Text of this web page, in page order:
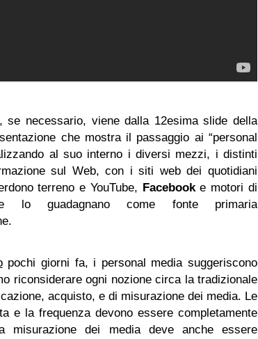
se necessario, viene dalla 12esima slide della
che mostra il passaggio ai “personal
al suo interno i diversi mezzi, i distinti
sul Web, con i siti web dei quotidiani
terreno e YouTube, Facebooke motori di
lo guadagnano come fonte primaria
pochi giorni fa, i personal media suggeriscono
riconsiderare ogni nozione circa la tradizionale
acquisto, e di misurazione dei media. Le
e la frequenza devono essere completamente
misurazione dei media deve anche essere